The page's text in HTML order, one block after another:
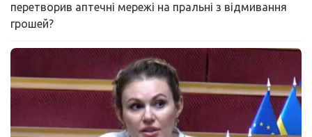
перетворив аптечні мережі на пральні з відмивання
грошей?